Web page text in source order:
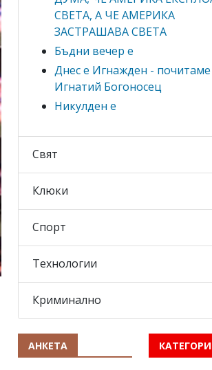
СВЕТА, А ЧЕ АМЕРИКА
ЗАСТРАШАВА СВЕТА
Бъдни вечер е
Днес е Игнажден - почитаме
Игнатий Богоносец
Никулден е
Свят
Клюки
Спорт
Технологии
Криминално
АНКЕТА